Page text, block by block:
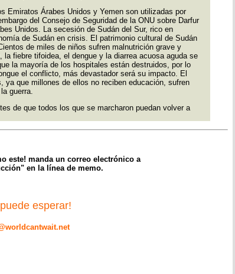
Emiratos Árabes Unidos y Yemen son utilizadas por
del Consejo de Seguridad de la ONU sobre Darfur
Unidos. La secesión de Sudán del Sur, rico en
de Sudán en crisis. El patrimonio cultural de Sudán
de miles de niños sufren malnutrición grave y
fiebre tifoidea, el dengue y la diarrea acuosa aguda se
la mayoría de los hospitales están destruidos, por lo
el conflicto, más devastador será su impacto. El
ya que millones de ellos no reciben educación, sufren
guerra.
de que todos los que se marcharon puedan volver a
este! manda un correo electrónico a
en la línea de memo.
esperar!